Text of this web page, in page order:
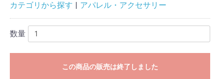
カテゴリから探す
アパレル・アクセサリー
数量
この商品の販売は終了しました